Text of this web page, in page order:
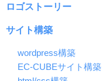
ロゴストーリー
サイト構築
wordpress構築
EC-CUBEサイト構築